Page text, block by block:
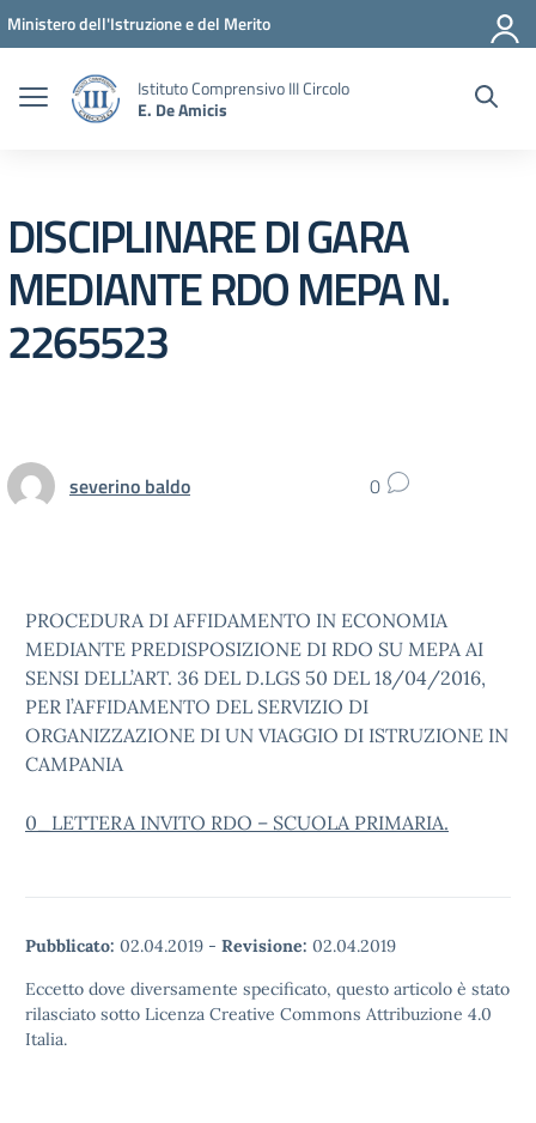
Vai ai contenuti
Vai al menu di navigazione
Vai al footer
Ministero dell'Istruzione e del Merito
Istituto Comprensivo III Circolo
E. De Amicis
DISCIPLINARE DI GARA
MEDIANTE RDO MEPA N.
2265523
severino baldo 0
PROCEDURA DI AFFIDAMENTO IN ECONOMIA
MEDIANTE PREDISPOSIZIONE DI RDO SU MEPA AI
SENSI DELL’ART. 36 DEL D.LGS 50 DEL 18/04/2016,
PER l’AFFIDAMENTO DEL SERVIZIO DI
ORGANIZZAZIONE DI UN VIAGGIO DI ISTRUZIONE IN
CAMPANIA
0_LETTERA INVITO RDO – SCUOLA PRIMARIA.
Pubblicato: 02.04.2019 - Revisione: 02.04.2019
Eccetto dove diversamente specificato, questo articolo è stato
rilasciato sotto Licenza Creative Commons Attribuzione 4.0
Italia.